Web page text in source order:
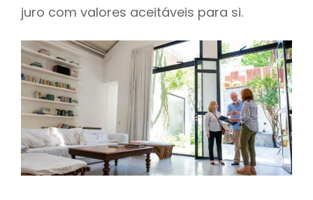
juro com valores aceitáveis para si.